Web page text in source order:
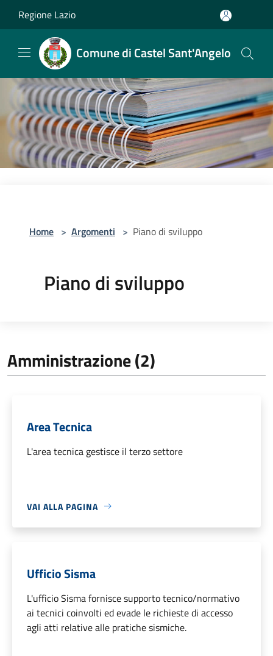
Regione Lazio
Comune di Castel Sant'Angelo
Home > Argomenti > Piano di sviluppo
Piano di sviluppo
Amministrazione (2)
Area Tecnica
L'area tecnica gestisce il terzo settore
VAI ALLA PAGINA
Ufficio Sisma
L'ufficio Sisma fornisce supporto tecnico/normativo
ai tecnici coinvolti ed evade le richieste di accesso
agli atti relative alle pratiche sismiche.